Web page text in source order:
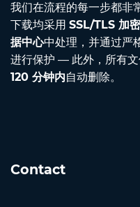
我们在流程的每一步都非
下载均采用 SSL/TLS 加密
据中心中处理，并通过严
进行保护 — 此外，所有
120 分钟内自动删除。
Contact